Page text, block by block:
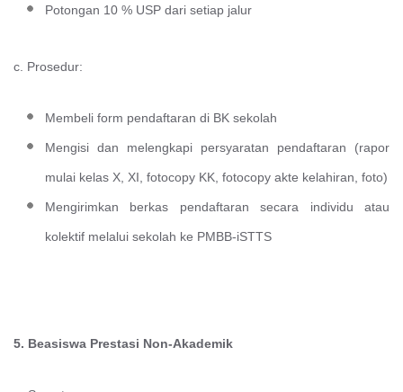
Potongan 10 % USP dari setiap jalur
c. Prosedur:
Membeli form pendaftaran di BK sekolah
Mengisi dan melengkapi persyaratan pendaftaran (rapor
mulai kelas X, XI, fotocopy KK, fotocopy akte kelahiran, foto)
Mengirimkan berkas pendaftaran secara individu atau
kolektif melalui sekolah ke PMBB-iSTTS
5. Beasiswa Prestasi Non-Akademik